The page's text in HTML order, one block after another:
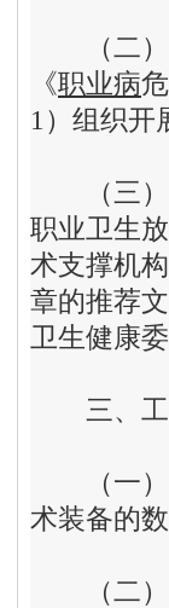
（二）
《职业病
1）组织开
（三）
职业卫生
术支撑机
章的推荐
卫生健康委
三、
（一）
术装备的
（二）